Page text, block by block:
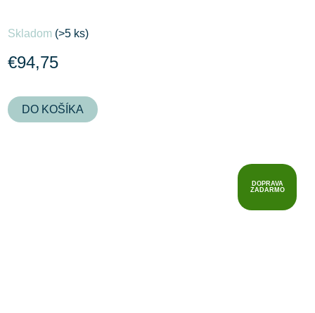
Skladom (>5 ks)
€94,75
DO KOŠÍKA
DOPRAVA
ZADARMO